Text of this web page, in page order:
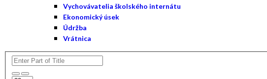
Vychovávatelia školského internátu
Ekonomický úsek
Údržba
Vrátnica